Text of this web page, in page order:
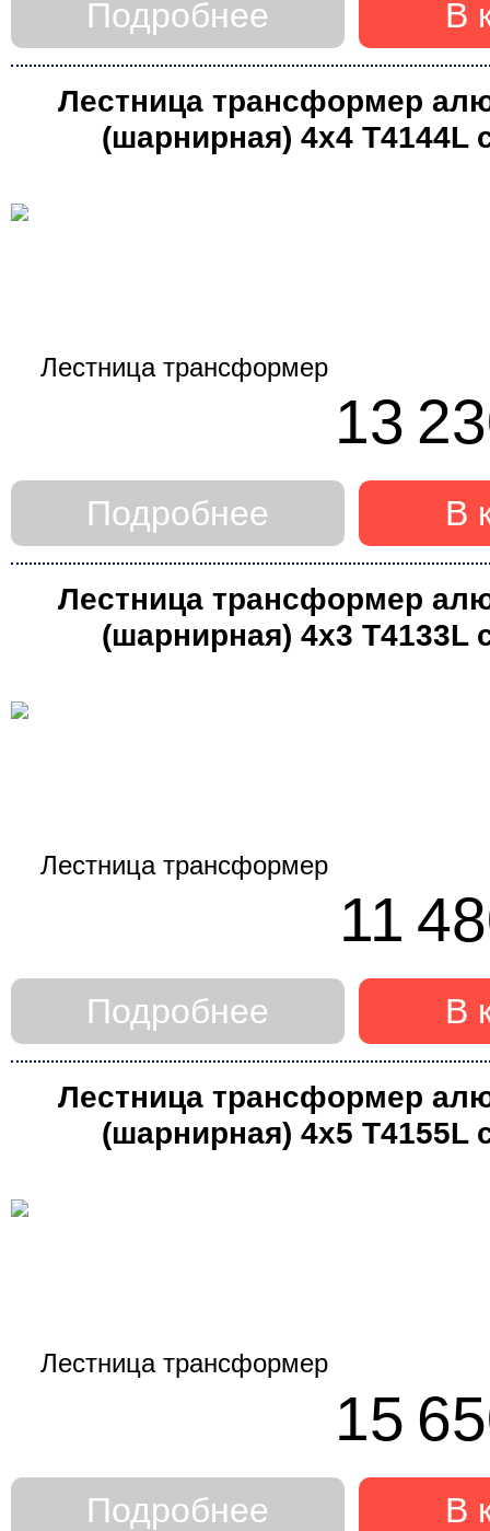
В
Подробнее
Лестница трансформер
(шарнирная) 4х4 Т4144L
13
В
Подробнее
Лестница трансформер
(шарнирная) 4х3 Т4133L
11
В
Подробнее
Лестница трансформер
(шарнирная) 4х5 Т4155L
15
В
Подробнее